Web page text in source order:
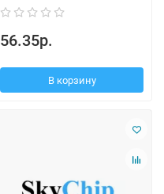
56.35р.
В корзину